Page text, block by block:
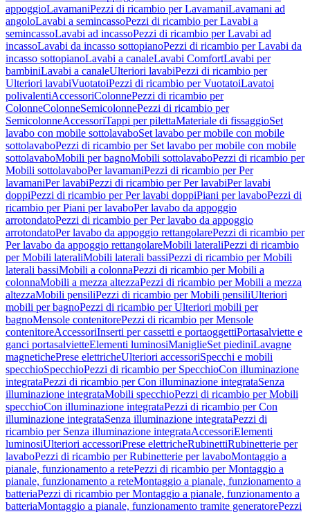
appoggioLavamaniPezzi di ricambio per LavamaniLavamani ad
angoloLavabi a semincassoPezzi di ricambio per Lavabi a
semincassoLavabi ad incassoPezzi di ricambio per Lavabi ad
incassoLavabi da incasso sottopianoPezzi di ricambio per Lavabi da
incasso sottopianoLavabi a canaleLavabi ComfortLavabi per
bambiniLavabi a canaleUlteriori lavabiPezzi di ricambio per
Ulteriori lavabiVuotatoiPezzi di ricambio per VuotatoiLavatoi
polivalentiAccessoriColonnePezzi di ricambio per
ColonneColonneSemicolonnePezzi di ricambio per
SemicolonneAccessoriTappi per pilettaMateriale di fissaggioSet
lavabo con mobile sottolavaboSet lavabo per mobile con mobile
sottolavaboPezzi di ricambio per Set lavabo per mobile con mobile
sottolavaboMobili per bagnoMobili sottolavaboPezzi di ricambio per
Mobili sottolavaboPer lavamaniPezzi di ricambio per Per
lavamaniPer lavabiPezzi di ricambio per Per lavabiPer lavabi
doppiPezzi di ricambio per Per lavabi doppiPiani per lavaboPezzi di
ricambio per Piani per lavaboPer lavabo da appoggio
arrotondatoPezzi di ricambio per Per lavabo da appoggio
arrotondatoPer lavabo da appoggio rettangolarePezzi di ricambio per
Per lavabo da appoggio rettangolareMobili lateraliPezzi di ricambio
per Mobili lateraliMobili laterali bassiPezzi di ricambio per Mobili
laterali bassiMobili a colonnaPezzi di ricambio per Mobili a
colonnaMobili a mezza altezzaPezzi di ricambio per Mobili a mezza
altezzaMobili pensiliPezzi di ricambio per Mobili pensiliUlteriori
mobili per bagnoPezzi di ricambio per Ulteriori mobili per
bagnoMensole contenitorePezzi di ricambio per Mensole
contenitoreAccessoriInserti per cassetti e portaoggettiPortasalviette e
ganci portasalvietteElementi luminosiManiglieSet piediniLavagne
magnetichePrese elettricheUlteriori accessoriSpecchi e mobili
specchioSpecchioPezzi di ricambio per SpecchioCon illuminazione
integrataPezzi di ricambio per Con illuminazione integrataSenza
illuminazione integrataMobili specchioPezzi di ricambio per Mobili
specchioCon illuminazione integrataPezzi di ricambio per Con
illuminazione integrataSenza illuminazione integrataPezzi di
ricambio per Senza illuminazione integrataAccessoriElementi
luminosiUlteriori accessoriPrese elettricheRubinettiRubinetterie per
lavaboPezzi di ricambio per Rubinetterie per lavaboMontaggio a
pianale, funzionamento a retePezzi di ricambio per Montaggio a
pianale, funzionamento a reteMontaggio a pianale, funzionamento a
batteriaPezzi di ricambio per Montaggio a pianale, funzionamento a
batteriaMontaggio a pianale, funzionamento tramite generatorePezzi